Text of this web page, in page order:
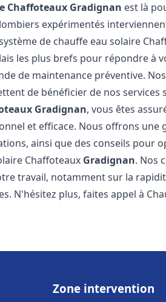
Chaffoteaux Gradignan est là
expérimentés
de chauffe eau solaire
les plus brefs pour répondre à
de maintenance préventive.
de bénéficier de nos services
Gradignan, vous êtes
et efficace. Nous offrons une
ainsi que des conseils pour
Chaffoteaux Gradignan. Nos
travail, notamment sur la
N'hésitez plus, faites appel à
Zone intervention